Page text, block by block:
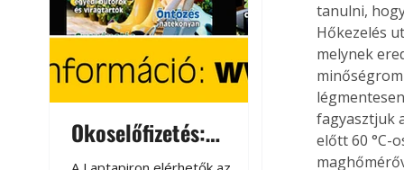
Okoselőfizetés:
Ezermester Extra
Okoselőfizetés
tanulni,
Hőkezelés
melynek
fagyasztjuk
előtt 60 °C-